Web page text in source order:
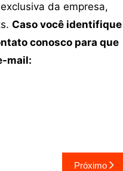
da empresa,
Caso você identifique
conosco para que
mail:
Próximo